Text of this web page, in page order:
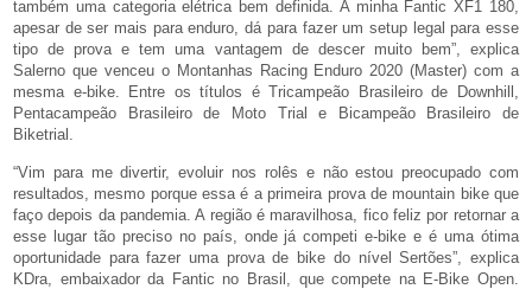
também uma categoria elétrica bem definida. A minha Fantic XF1 180,
apesar de ser mais para enduro, dá para fazer um setup legal para esse
tipo de prova e tem uma vantagem de descer muito bem”, explica
Salerno que venceu o Montanhas Racing Enduro 2020 (Master) com a
mesma e-bike. Entre os títulos é Tricampeão Brasileiro de Downhill,
Pentacampeão Brasileiro de Moto Trial e Bicampeão Brasileiro de
Biketrial.
“Vim para me divertir, evoluir nos rolês e não estou preocupado com
resultados, mesmo porque essa é a primeira prova de mountain bike que
faço depois da pandemia. A região é maravilhosa, fico feliz por retornar a
esse lugar tão preciso no país, onde já competi e-bike e é uma ótima
oportunidade para fazer uma prova de bike do nível Sertões”, explica
KDra, embaixador da Fantic no Brasil, que compete na E-Bike Open.